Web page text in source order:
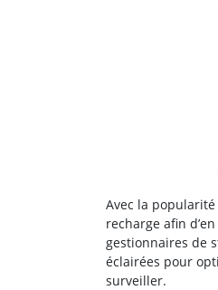
Avec la
recharge afin
gestionnaires de
éclairées pour
surveiller.